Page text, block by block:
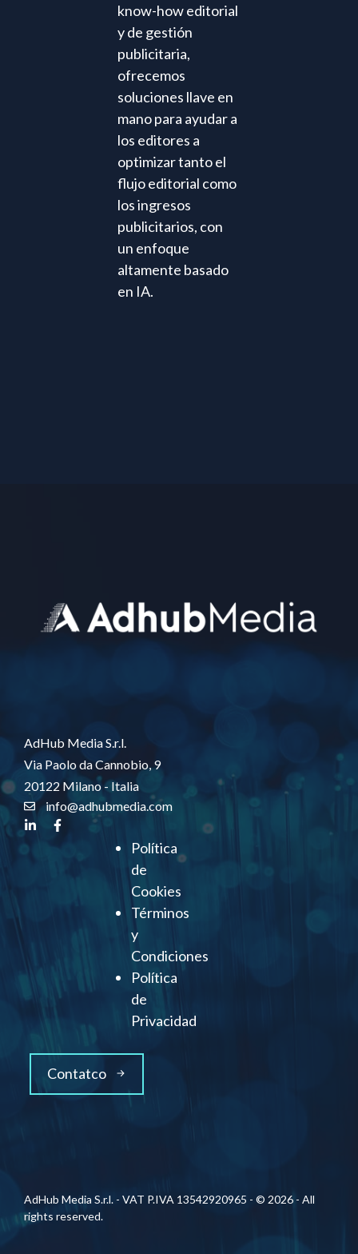
know-how editorial
y de gestión
publicitaria,
ofrecemos
soluciones llave en
mano para ayudar a
los editores a
optimizar tanto el
flujo editorial como
los ingresos
publicitarios, con
un enfoque
altamente basado
en IA.
AdHub Media S.r.l.
Via Paolo da Cannobio, 9
20122 Milano - Italia
info@adhubmedia.com
Política
de
Cookies
Términos
y
Condiciones
Política
de
Privacidad
Contatco
AdHub Media S.r.l. - VAT P.IVA 13542920965 - © 2026 - All
rights reserved.